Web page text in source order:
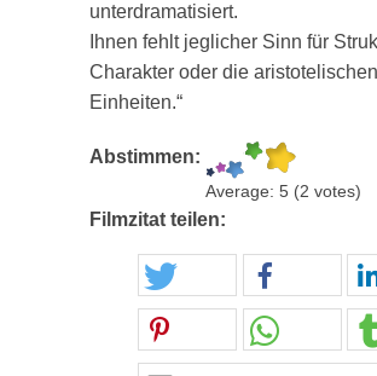
unterdramatisiert.
Ihnen fehlt jeglicher Sinn für
Charakter oder die aristotelischen
Einheiten.“
Abstimmen:
Average: 5 (2 votes)
Filmzitat teilen: